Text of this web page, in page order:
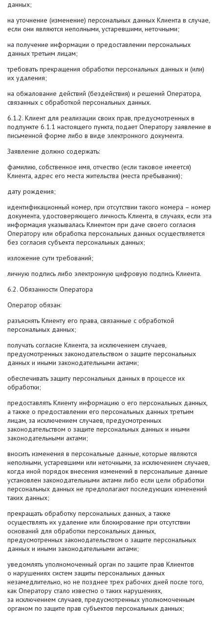
данных;
на уточнение (изменение) персональных данных Клиента в случае,
если они являются неполными, устаревшими, неточными;
на получение информации о предоставлении персональных
данных третьим лицам;
требовать прекращения обработки персональных данных и (или)
их удаления;
на обжалование действий (бездействия) и решений Оператора,
связанных с обработкой персональных данных.
6.1.2. Клиент для реализации своих прав, предусмотренных в
подпункте 6.1.1 настоящего пункта, подает Оператору заявление в
письменной форме либо в виде электронного документа.
Заявление должно содержать:
фамилию, собственное имя, отчество (если таковое имеется)
Клиента, адрес его места жительства (места пребывания);
дату рождения;
идентификационный номер, при отсутствии такого номера – номер
документа, удостоверяющего личность Клиента, в случаях, если эта
информация указывалась Клиентом при даче своего согласия
Оператору или обработка персональных данных осуществляется
без согласия субъекта персональных данных;
изложение сути требований;
личную подпись либо электронную цифровую подпись Клиента.
6.2. Обязанности Оператора
Оператор обязан:
разъяснять Клиенту его права, связанные с обработкой
персональных данных;
получать согласие Клиента, за исключением случаев,
предусмотренных законодательством о защите персональных
данных и иными законодательными актами;
обеспечивать защиту персональных данных в процессе их
обработки;
предоставлять Клиенту информацию о его персональных данных,
а также о предоставлении его персональных данных третьим
лицам, за исключением случаев, предусмотренных
законодательством о защите персональных данных и иными
законодательными актами;
вносить изменения в персональные данные, которые являются
неполными, устаревшими или неточными, за исключением случаев,
когда иной порядок внесения изменений в персональные данные
установлен законодательными актами либо если цели обработки
персональных данных не предполагают последующих изменений
таких данных;
прекращать обработку персональных данных, а также
осуществлять их удаление или блокирование при отсутствии
оснований для обработки персональных данных,
предусмотренных законодательством о защите персональных
данных и иными законодательными актами;
уведомлять уполномоченный орган по защите прав Клиентов
о нарушениях систем защиты персональных данных
незамедлительно, но не позднее трех рабочих дней после того,
как Оператору стало известно о таких нарушениях,
за исключением случаев, предусмотренных уполномоченным
органом по защите прав субъектов персональных данных;